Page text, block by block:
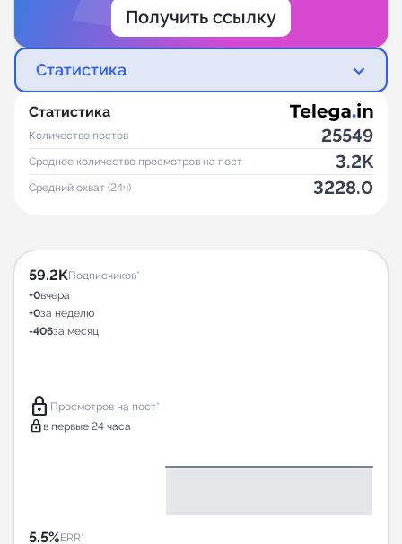
Получить ссылку
Статистика
Статистика
Количество постов 25549
Среднее количество просмотров на пост 3.2K
Средний охват (24ч) 3228.0
59.2KПодписчиков*
+0вчера
+0за неделю
-406за месяц
lock Просмотров на пост*
lock в первые 24 часа
5.5%ERR*